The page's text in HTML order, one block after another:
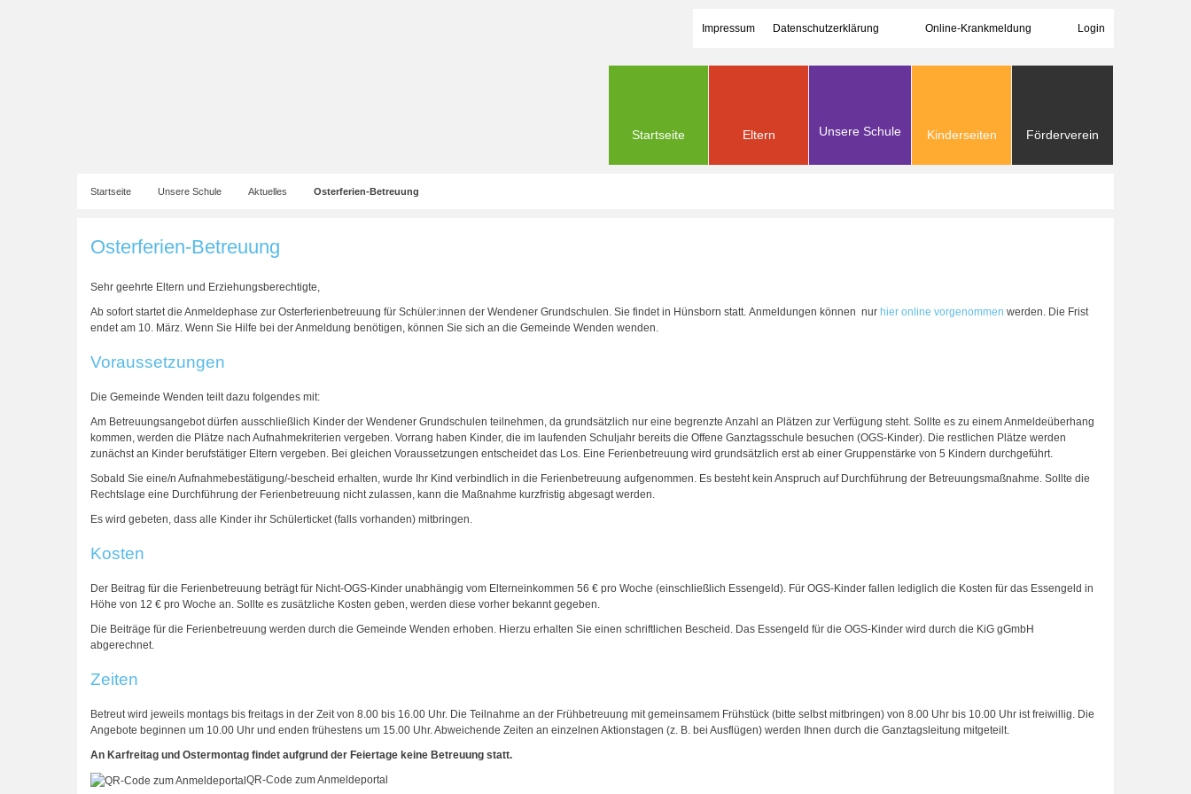
Impressum Datenschutzerklärung Online-Krankmeldung Login
Startseite Eltern Unsere Schule Kinderseiten Förderverein
Startseite Unsere Schule Aktuelles Osterferien-Betreuung
Osterferien-Betreuung
Sehr geehrte Eltern und Erziehungsberechtigte,
Ab sofort startet die Anmeldephase zur Osterferienbetreuung für Schüler:innen der Wendener Grundschulen. Sie findet in Hünsborn statt. Anmeldungen können nur hier online vorgenommen werden. Die Frist
endet am 10. März. Wenn Sie Hilfe bei der Anmeldung benötigen, können Sie sich an die Gemeinde Wenden wenden.
Voraussetzungen
Die Gemeinde Wenden teilt dazu folgendes mit:
Am Betreuungsangebot dürfen ausschließlich Kinder der Wendener Grundschulen teilnehmen, da grundsätzlich nur eine begrenzte Anzahl an Plätzen zur Verfügung steht. Sollte es zu einem Anmeldeüberhang
kommen, werden die Plätze nach Aufnahmekriterien vergeben. Vorrang haben Kinder, die im laufenden Schuljahr bereits die Offene Ganztagsschule besuchen (OGS-Kinder). Die restlichen Plätze werden
zunächst an Kinder berufstätiger Eltern vergeben. Bei gleichen Voraussetzungen entscheidet das Los. Eine Ferienbetreuung wird grundsätzlich erst ab einer Gruppenstärke von 5 Kindern durchgeführt.
Sobald Sie eine/n Aufnahmebestätigung/-bescheid erhalten, wurde Ihr Kind verbindlich in die Ferienbetreuung aufgenommen. Es besteht kein Anspruch auf Durchführung der Betreuungsmaßnahme. Sollte die
Rechtslage eine Durchführung der Ferienbetreuung nicht zulassen, kann die Maßnahme kurzfristig abgesagt werden.
Es wird gebeten, dass alle Kinder ihr Schülerticket (falls vorhanden) mitbringen.
Kosten
Der Beitrag für die Ferienbetreuung beträgt für Nicht-OGS-Kinder unabhängig vom Elterneinkommen 56 € pro Woche (einschließlich Essengeld). Für OGS-Kinder fallen lediglich die Kosten für das Essengeld in
Höhe von 12 € pro Woche an. Sollte es zusätzliche Kosten geben, werden diese vorher bekannt gegeben.
Die Beiträge für die Ferienbetreuung werden durch die Gemeinde Wenden erhoben. Hierzu erhalten Sie einen schriftlichen Bescheid. Das Essengeld für die OGS-Kinder wird durch die KiG gGmbH
abgerechnet.
Zeiten
Betreut wird jeweils montags bis freitags in der Zeit von 8.00 bis 16.00 Uhr. Die Teilnahme an der Frühbetreuung mit gemeinsamem Frühstück (bitte selbst mitbringen) von 8.00 Uhr bis 10.00 Uhr ist freiwillig. Die
Angebote beginnen um 10.00 Uhr und enden frühestens um 15.00 Uhr. Abweichende Zeiten an einzelnen Aktionstagen (z. B. bei Ausflügen) werden Ihnen durch die Ganztagsleitung mitgeteilt.
An Karfreitag und Ostermontag findet aufgrund der Feiertage keine Betreuung statt.
QR-Code zum Anmeldeportal